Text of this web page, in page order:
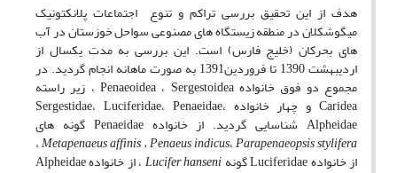
هدف از این تحقیق بررسی تراکم و تنوع اجتماعات پلانکتونیک
میگوشکلان در منطقه زیستگاه های مصنوعی سواحل خوزستان در آب
های بحرکان (خلیج فارس) است. این بررسی به مدت یکسال از
اردیبهشت 1390 تا فروردین1391 به صورت ماهانه انجام گردید. در
مجموع دو فوق خانواده Penaeoidea ، Sergestoidea ، زیر راسته
Caridea و چهار خانواده Sergestidae، Luciferidae، Penaeidae،
Alpheidae شناسایی گردید. از خانواده Penaeidae گونه های
Metapenaeus affinis،Penaeus indicus،Parapenaeopsis stylifera ،
از خانواده Luciferidae گونه Lucifer hanseni ، از خانواده Alpheidae